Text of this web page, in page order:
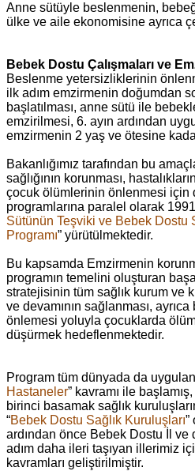
Anne sütüyle beslenmenin,
ülke ve aile ekonomisine ayrıca
Bebek Dostu Çalışmaları ve
Beslenme yetersizliklerinin
ilk adım emzirmenin doğumdan
başlatılması, anne sütü ile
emzirilmesi, 6. ayın ardından
emzirmenin 2 yaş ve ötesine
Bakanlığımız tarafından bu
sağlığının korunması,
çocuk ölümlerinin önlenmesi için
programlarına paralel olarak
Sütünün Teşviki ve Bebek Dostu
Programı” yürütülmektedir.
Bu kapsamda Emzirmenin
programın temelini oluşturan
stratejisinin tüm sağlık kurum ve
ve devamının sağlanması,
önlemesi yoluyla çocuklarda ölüm
düşürmek hedeflenmektedir.
Program tüm dünyada da
Hastaneler” kavramı ile
birinci basamak sağlık
“Bebek Dostu Sağlık Kuruluşları”
ardından önce Bebek Dostu İl ve
adım daha ileri taşıyan illerimiz
kavramları geliştirilmiştir.